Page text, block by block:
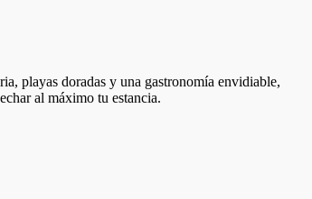
playas doradas y una gastronomía envidiable,
al máximo tu estancia.